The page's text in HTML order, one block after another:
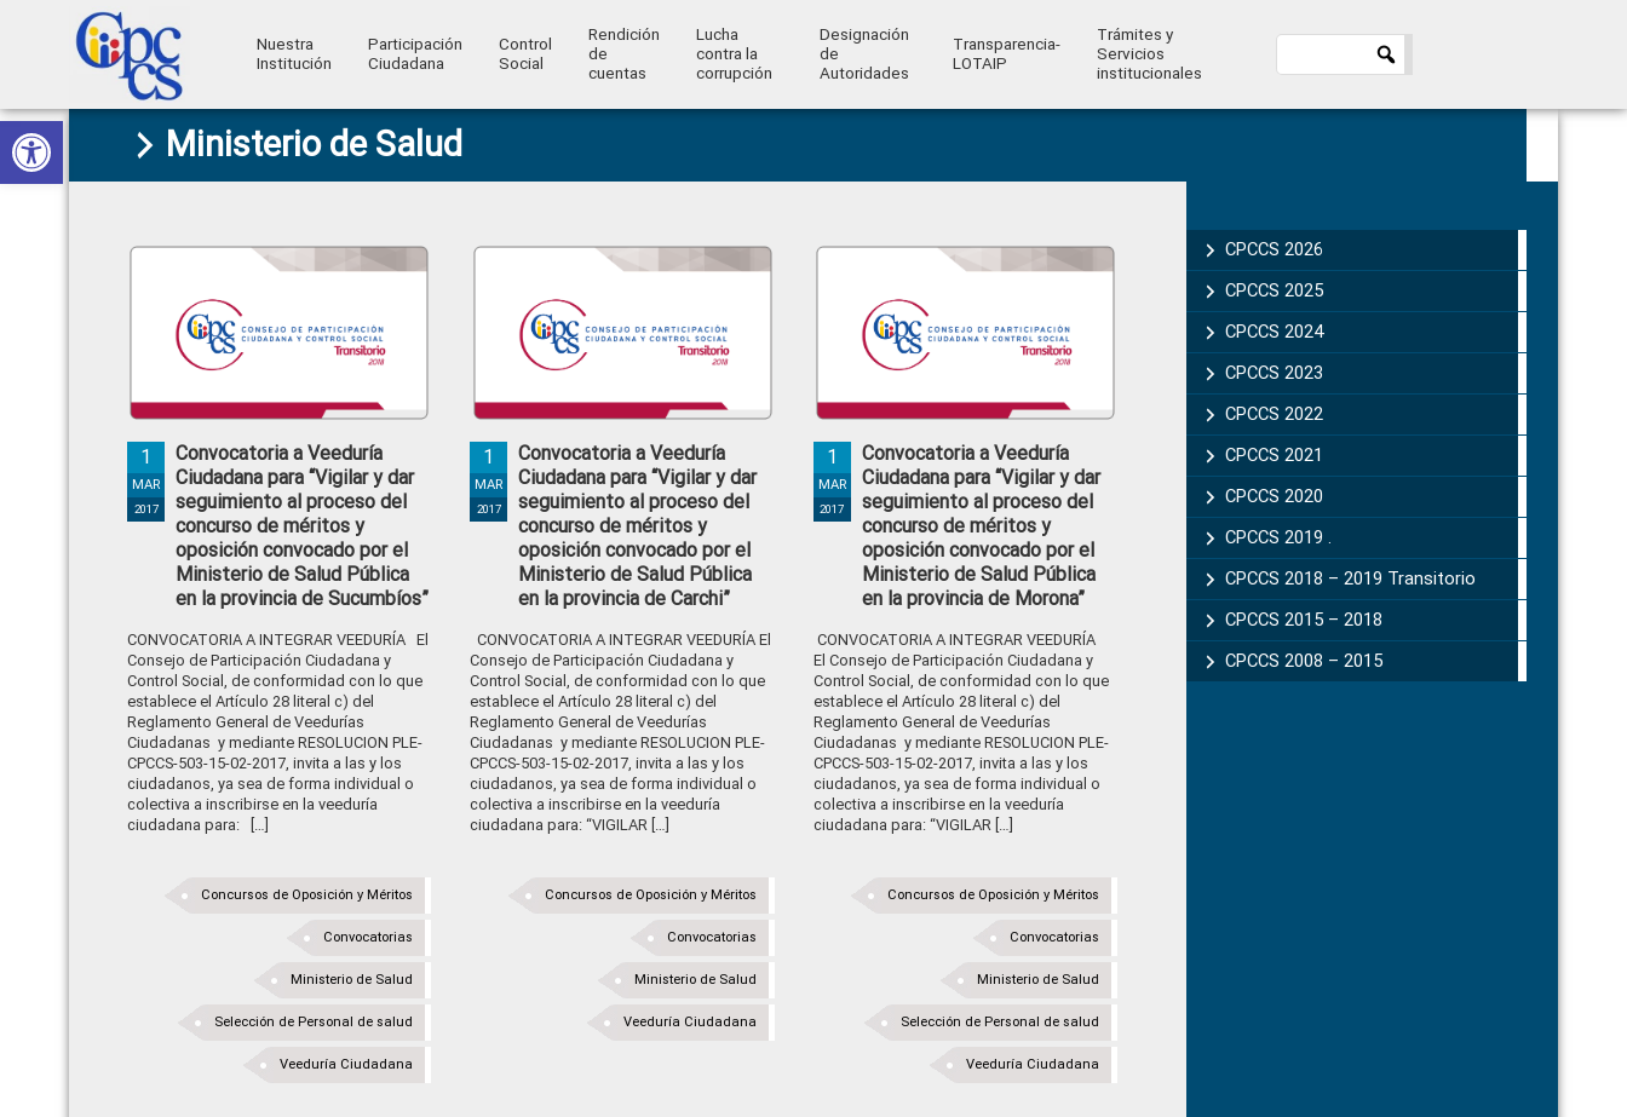
Abrir barra de herramientas
Skip
to
primary
Skip
to
main
Skip
to
primary
Skip
to
footer
Consejo
Ciudadana
Control
Construyendo
Ciudadano
Nuestra
Institución
Participación
Ciudadana
Control
Social
Rendición
de
cuentas
Lucha
contra la
corrupción
Designación
de
Autoridades
Transparencia-
LOTAIP
Trámites y
Servicios
institucionales
Ministerio de Salud
Convocatoria a Veeduría
Ciudadana para “Vigilar y dar
seguimiento al proceso del
concurso de méritos y
oposición convocado por el
Ministerio de Salud Pública
en la provincia de Sucumbíos”
1
MAR
2017
CONVOCATORIA A INTEGRAR VEEDURÍA El
Consejo de Participación Ciudadana y
Control Social, de conformidad con lo que
establece el Artículo 28 literal c) del
Reglamento General de Veedurías
Ciudadanas y mediante RESOLUCION PLE-
CPCCS-503-15-02-2017, invita a las y los
ciudadanos, ya sea de forma individual o
colectiva a inscribirse en la veeduría
ciudadana para: […]
Concursos de Oposición y Méritos
Convocatorias
Ministerio de Salud
Selección de Personal de salud
Veeduría Ciudadana
Convocatoria a Veeduría
Ciudadana para “Vigilar y dar
seguimiento al proceso del
concurso de méritos y
oposición convocado por el
Ministerio de Salud Pública
en la provincia de Carchi”
1
MAR
2017
CONVOCATORIA A INTEGRAR VEEDURÍA El
Consejo de Participación Ciudadana y
Control Social, de conformidad con lo que
establece el Artículo 28 literal c) del
Reglamento General de Veedurías
Ciudadanas y mediante RESOLUCION PLE-
CPCCS-503-15-02-2017, invita a las y los
ciudadanos, ya sea de forma individual o
colectiva a inscribirse en la veeduría
ciudadana para: “VIGILAR […]
Concursos de Oposición y Méritos
Convocatorias
Ministerio de Salud
Veeduría Ciudadana
Convocatoria a Veeduría
Ciudadana para “Vigilar y dar
seguimiento al proceso del
concurso de méritos y
oposición convocado por el
Ministerio de Salud Pública
en la provincia de Morona”
1
MAR
2017
CONVOCATORIA A INTEGRAR VEEDURÍA
El Consejo de Participación Ciudadana y
Control Social, de conformidad con lo que
establece el Artículo 28 literal c) del
Reglamento General de Veedurías
Ciudadanas y mediante RESOLUCION PLE-
CPCCS-503-15-02-2017, invita a las y los
ciudadanos, ya sea de forma individual o
colectiva a inscribirse en la veeduría
ciudadana para: “VIGILAR […]
Concursos de Oposición y Méritos
Convocatorias
Ministerio de Salud
Selección de Personal de salud
Veeduría Ciudadana
Sidebar
CPCCS 2026
CPCCS 2025
CPCCS 2024
CPCCS 2023
CPCCS 2022
CPCCS 2021
CPCCS 2020
CPCCS 2019 .
CPCCS 2018 – 2019 Transitorio
CPCCS 2015 – 2018
CPCCS 2008 – 2015